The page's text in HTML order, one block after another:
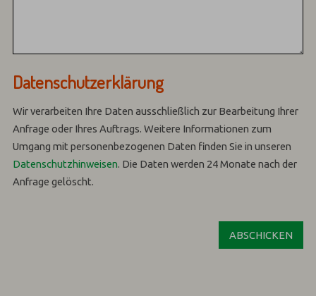
Datenschutzerklärung
Wir verarbeiten Ihre Daten ausschließlich zur Bearbeitung Ihrer
Anfrage oder Ihres Auftrags.Weitere Informationen zum
Umgang mit personenbezogenen Daten finden Sie in unseren
Datenschutzhinweisen. Die Daten werden 24 Monate nach der
Anfrage gelöscht.